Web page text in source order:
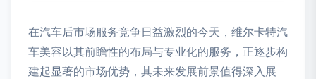
在汽车后市场服务竞争日益激烈的今天，维尔卡特汽
车美容以其前瞻性的布局与专业化的服务，正逐步构
建起显著的市场优势，其未来发展前景值得深入展